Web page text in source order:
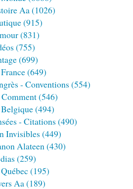
Aa(1026)
(915)
(831)
(755)
(699)
(649)
- Conventions (554)
(546)
(494)
- Citations (490)
Invisibles (449)
Alateen(430)
(259)
(195)
Aa(189)